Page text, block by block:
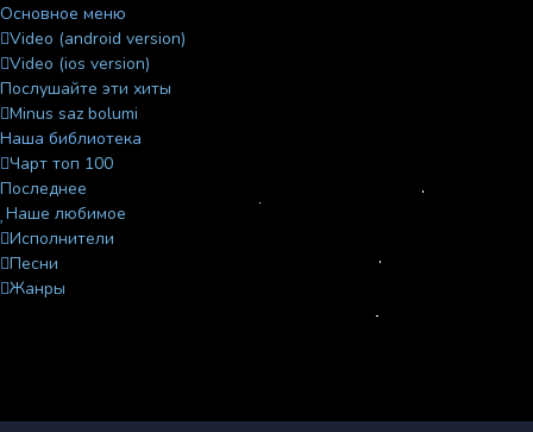
Основное меню
Video (android version)
Video (ios version)
Послушайте эти хиты
Minus saz bolumi
Наша библиотека
Чарт топ 100
Последнее
Наше любимое
Исполнители
Песни
Жанры